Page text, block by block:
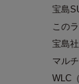
宝島
この
宝島
マル
WLC